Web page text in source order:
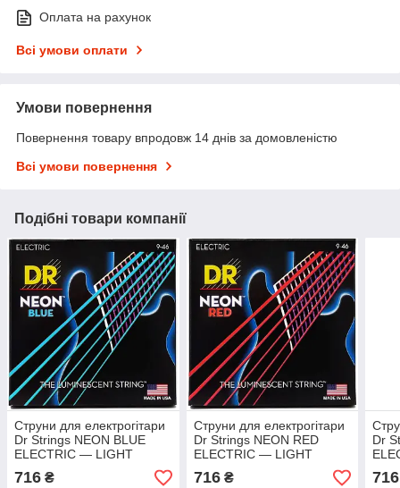
Оплата на рахунок
Всі умови оплати
Умови повернення
Повернення товару впродовж 14 днів за домовленістю
Всі умови повернення
Подібні товари компанії
Струни для електрогітари
Dr Strings NEON BLUE
ELECTRIC — LIGHT
716 ₴
Струни для електрогітари
Dr Strings NEON RED
ELECTRIC — LIGHT
716₴
Dr
716